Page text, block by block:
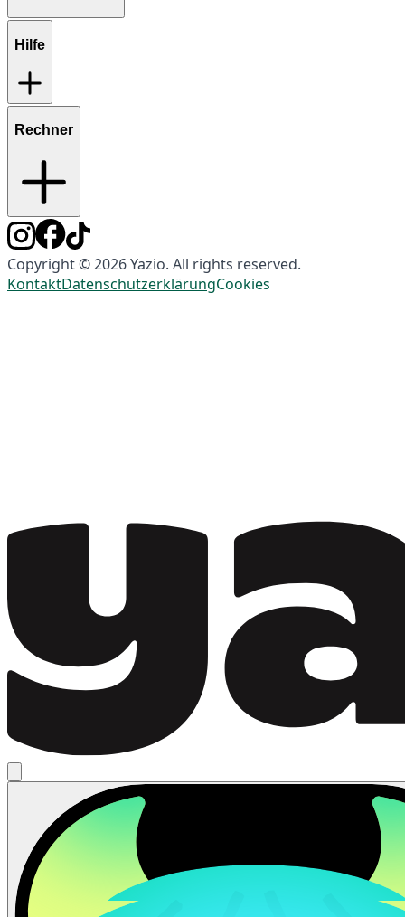
Hilfe
Rechner
Copyright © 2026 Yazio. All rights reserved.
KontaktDatenschutzerklärungCookies